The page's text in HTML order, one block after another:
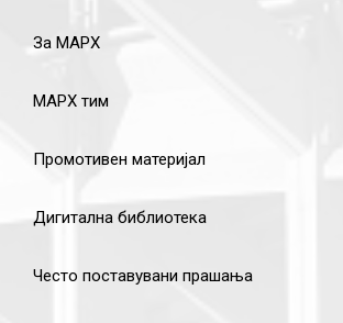
За МАРХ
МАРХ тим
Промотивен материјал
Дигитална библиотека
Често поставувани прашања